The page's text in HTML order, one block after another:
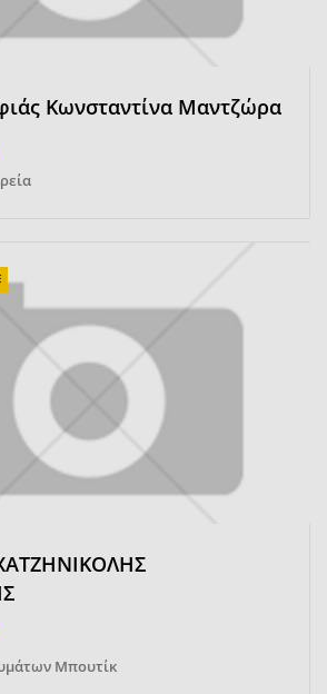
Κωνσταντίνα Μαντζώρα
Μπουτίκ